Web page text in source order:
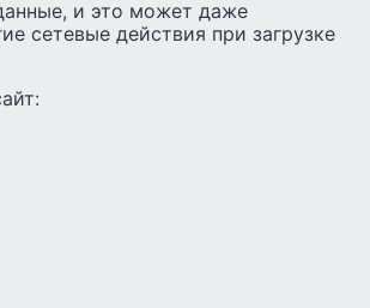
и это может даже
сетевые действия при загрузке